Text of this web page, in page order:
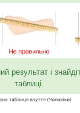
результат і
таблиці.